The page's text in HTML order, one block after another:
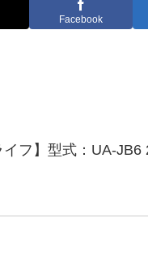
Facebook
フ】型式：UA-